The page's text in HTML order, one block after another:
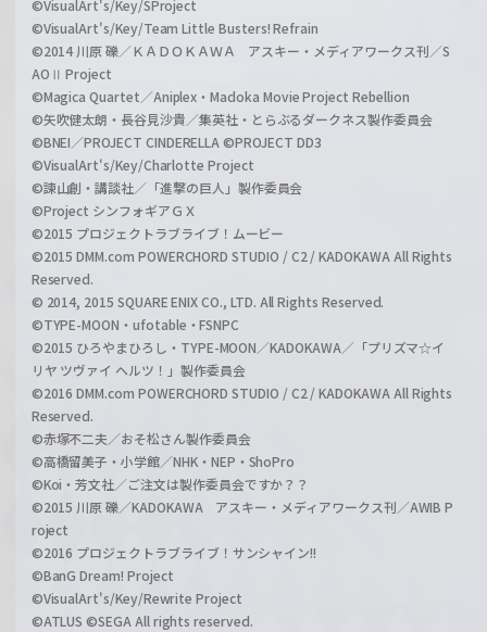
©VisualArt's/Key/SProject
©VisualArt's/Key/Team Little Busters! Refrain
©2014 川原 礫／ＫＡＤＯＫＡＷＡ アスキー・メディアワークス刊／S
AOⅡ Project
©Magica Quartet／Aniplex・Madoka Movie Project Rebellion
©矢吹健太朗・長谷見沙貴／集英社・とらぶるダークネス製作委員会
©BNEI／PROJECT CINDERELLA ©PROJECT DD3
©VisualArt's/Key/Charlotte Project
©諫山創・講談社／「進撃の巨人」製作委員会
©Project シンフォギアＧＸ
©2015 プロジェクトラブライブ！ムービー
©2015 DMM.com POWERCHORD STUDIO / C2 / KADOKAWA All Rights
Reserved.
© 2014, 2015 SQUARE ENIX CO., LTD. All Rights Reserved.
©TYPE-MOON・ufotable・FSNPC
©2015 ひろやまひろし・TYPE-MOON／KADOKAWA／「プリズマ☆イ
リヤ ツヴァイ ヘルツ！」製作委員会
©2016 DMM.com POWERCHORD STUDIO / C2 / KADOKAWA All Rights
Reserved.
©赤塚不二夫／おそ松さん製作委員会
©高橋留美子・小学館／NHK・NEP・ShoPro
©Koi・芳文社／ご注文は製作委員会ですか？？
©2015 川原 礫／KADOKAWA アスキー・メディアワークス刊／AWIB P
roject
©2016 プロジェクトラブライブ！サンシャイン!!
©BanG Dream! Project
©VisualArt's/Key/Rewrite Project
©ATLUS ©SEGA All rights reserved.